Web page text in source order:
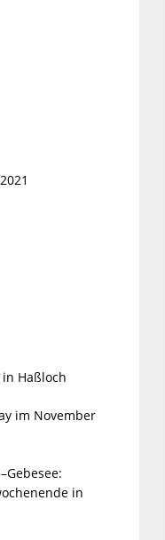
Haßloch
im November
in